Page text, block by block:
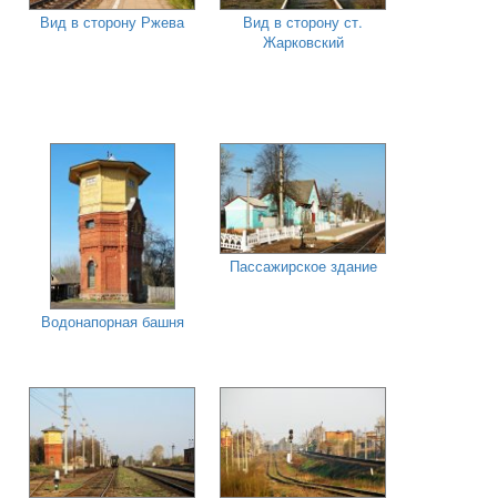
Вид в сторону Ржева
Вид в сторону ст.
Жарковский
Водонапорная башня
Пассажирское здание